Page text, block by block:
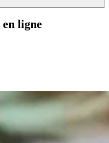
en ligne